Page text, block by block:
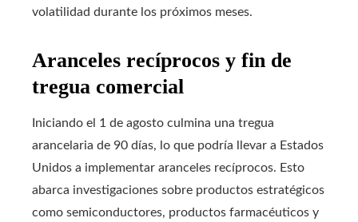
volatilidad durante los próximos meses.
Aranceles recíprocos y fin de
tregua comercial
Iniciando el 1 de agosto culmina una tregua
arancelaria de 90 días, lo que podría llevar a Estados
Unidos a implementar aranceles recíprocos. Esto
abarca investigaciones sobre productos estratégicos
como semiconductores, productos farmacéuticos y